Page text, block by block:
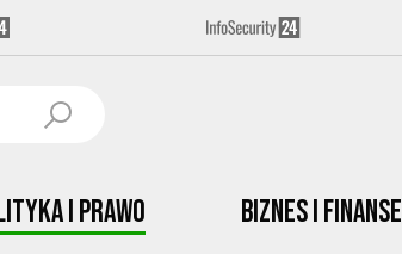
i prawo Biznes i Finanse